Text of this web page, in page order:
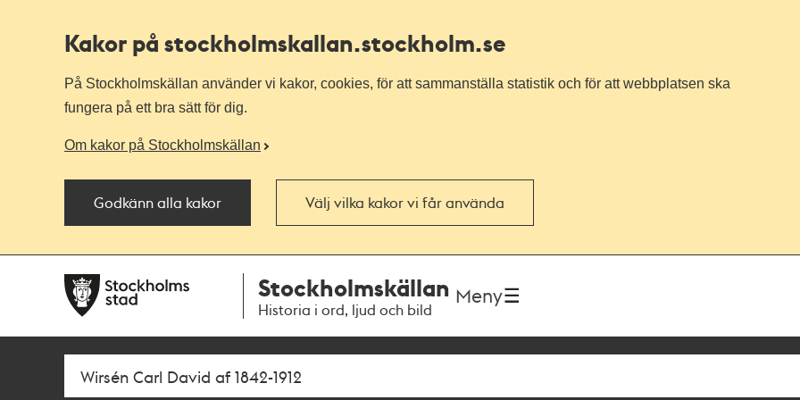
Kakor på stockholmskallan.stockholm.se
På Stockholmskällan använder vi kakor, cookies, för att sammanställa statistik och för att webbplatsen ska
fungera på ett bra sätt för dig.
Om kakor på Stockholmskällan
Godkänn alla kakor Välj vilka kakor vi får använda
navigationen
huvudinnehållet
Stockholmskällan
Historia i ord, ljud och bild
Meny
Sök